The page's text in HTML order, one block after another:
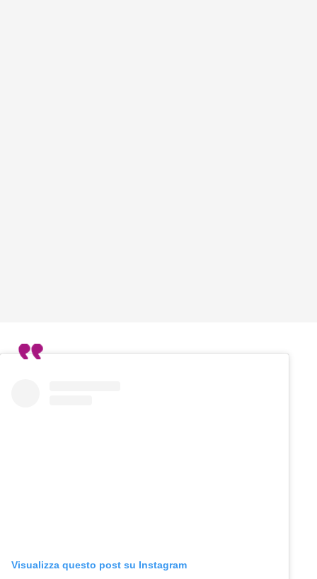
Visualizza questo post su Instagram